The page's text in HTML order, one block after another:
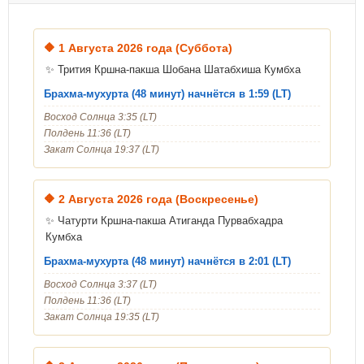
🔶 1 Августа 2026 года (Суббота)
✨ Трития Кршна-пакша Шобана Шатабхиша Кумбха
Брахма-мухурта (48 минут) начнётся в 1:59 (LT)
Восход Солнца 3:35 (LT)
Полдень 11:36 (LT)
Закат Солнца 19:37 (LT)
🔶 2 Августа 2026 года (Воскресенье)
✨ Чатурти Кршна-пакша Атиганда Пурвабхадра
Кумбха
Брахма-мухурта (48 минут) начнётся в 2:01 (LT)
Восход Солнца 3:37 (LT)
Полдень 11:36 (LT)
Закат Солнца 19:35 (LT)